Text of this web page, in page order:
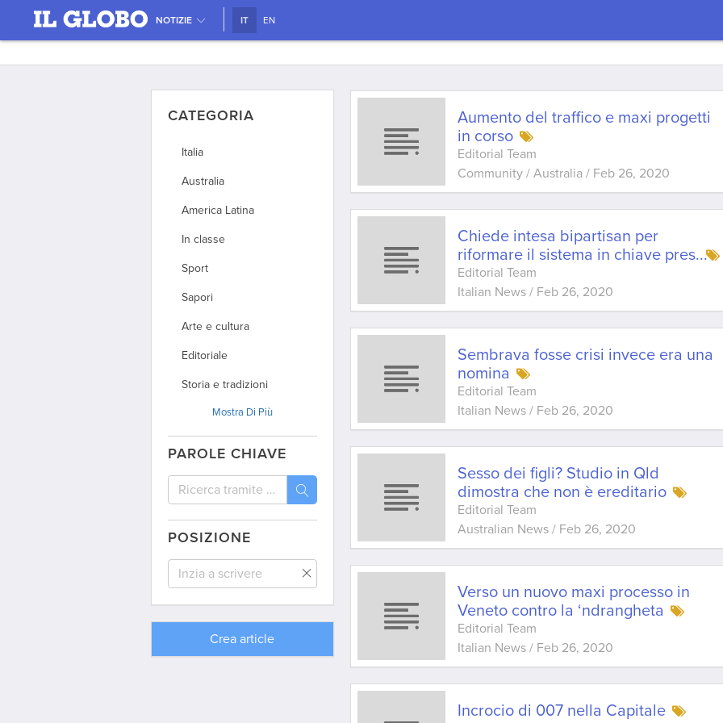
NOTIZIE IT EN
CATEGORIA
Italia
Australia
America Latina
In classe
Sport
Sapori
Arte e cultura
Editoriale
Storia e tradizioni
Politica
Viaggio
Interviste
Dal mondo
Comunità / Australia
Comunità / Uruguay
Mostra Di Più
PAROLE CHIAVE
POSIZIONE
Crea article
Aumento del traffico e maxi progetti
in corso
Editorial Team
Community / Australia / Feb 26, 2020
Chiede intesa bipartisan per
riformare il sistema in chiave pres...
Editorial Team
Italian News / Feb 26, 2020
Sembrava fosse crisi invece era una
nomina
Editorial Team
Italian News / Feb 26, 2020
Sesso dei figli? Studio in Qld
dimostra che non è ereditario
Editorial Team
Australian News / Feb 26, 2020
Verso un nuovo maxi processo in
Veneto contro la ‘ndrangheta
Editorial Team
Italian News / Feb 26, 2020
Incrocio di 007 nella Capitale